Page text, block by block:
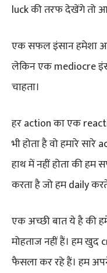
luck की तरफ देखेंगे
एक सफल इंसान हमेशा
लेकिन एक mediocre
चाहता।
हर action का एक
भी होता है वो हमारे
हाथ में नहीं होता की हम
करता है जो हम daily
एक अच्छी बात ये है की
मोहताज नहीं हैं। हम खुद
फैसला कर रहे हैं। हम